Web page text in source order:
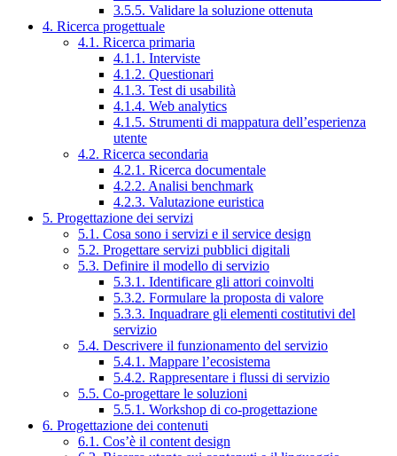
3.5.5. Validare la soluzione ottenuta
4. Ricerca progettuale
4.1. Ricerca primaria
4.1.1. Interviste
4.1.2. Questionari
4.1.3. Test di usabilità
4.1.4. Web analytics
4.1.5. Strumenti di mappatura dell’esperienza
utente
4.2. Ricerca secondaria
4.2.1. Ricerca documentale
4.2.2. Analisi benchmark
4.2.3. Valutazione euristica
5. Progettazione dei servizi
5.1. Cosa sono i servizi e il service design
5.2. Progettare servizi pubblici digitali
5.3. Definire il modello di servizio
5.3.1. Identificare gli attori coinvolti
5.3.2. Formulare la proposta di valore
5.3.3. Inquadrare gli elementi costitutivi del
servizio
5.4. Descrivere il funzionamento del servizio
5.4.1. Mappare l’ecosistema
5.4.2. Rappresentare i flussi di servizio
5.5. Co-progettare le soluzioni
5.5.1. Workshop di co-progettazione
6. Progettazione dei contenuti
6.1. Cos’è il content design